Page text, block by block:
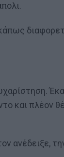
και πλέον
ανέδειξε,